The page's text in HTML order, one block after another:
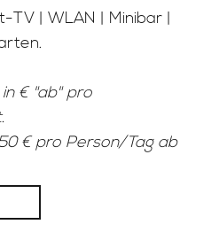
TV | WLAN | Minibar |
€ "ab" pro
€ pro Person/Tag ab